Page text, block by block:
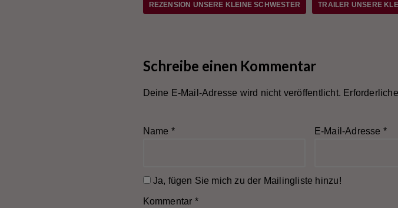
REZENSION UNSERE KLEINE SCHWESTER TRAILER UNSERE
Schreibe einen Kommentar
Deine E-Mail-Adresse wird nicht veröffentlicht.
Name * E-Mail-Adresse *
Ja, fügen Sie mich zu der Mailingliste hinzu!
Kommentar *